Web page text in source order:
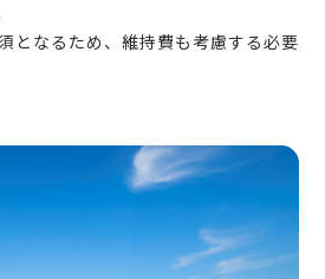
となるため、維持費も考慮する必要